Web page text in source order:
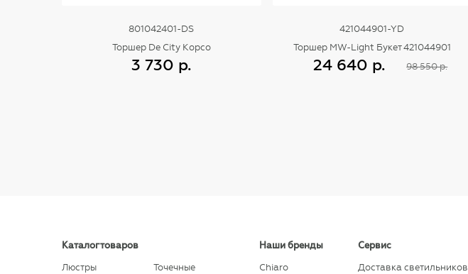
801042401-DS
Торшер De City Корсо
3 730 р.
421044901-YD
Торшер MW-Light Букет 421044901
24 640 р.
98 550 р.
Каталог товаров
Люстры
Точечные
Наши бренды
Chiaro
Сервис
Доставка светильников